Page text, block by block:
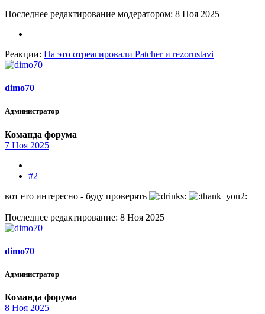
Последнее редактирование модератором: 8 Ноя 2025
Реакции: На это отреагировали Patcherи rezorustavi
dimo70
Администратор
Команда форума
7 Ноя 2025
#2
вот ето интересно - буду проверять
Последнее редактирование: 8 Ноя 2025
dimo70
Администратор
Команда форума
8 Ноя 2025